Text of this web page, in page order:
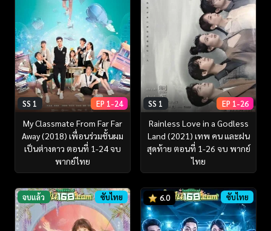
SS 1 EP 1-24
My Classmate From Far Far
Away (2018) เพื่อนร่วมชั้นผม
เป็นต่างดาว ตอนที่ 1-24 จบ
พากย์ไทย
SS 1 EP 1-26
Rainless Love in a Godless
Land (2021) เทพ คน และฝน
สุดท้าย ตอนที่ 1-26 จบ พากย์
ไทย
จบแล้ว ซับไทย 6.0 ซับไทย